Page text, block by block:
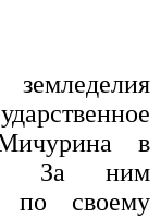
в
За ним
по своему